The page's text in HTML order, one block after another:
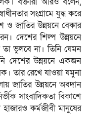
সংগ্রামে যুদ্ধ করে
ও জাতির উন্নয়নে বেকার
দেশের শিল্প উন্নয়নে
ভুলবে না। তিনি যেমন
দেশের উন্নয়নে একজন
তার রেখে যাওয়া যমুনা
জাতির উন্নয়নে অবদান
সাংবাদিকতা বিকাশে
কর্মজীবী মানুষের